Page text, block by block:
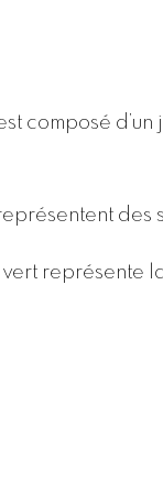
composé d’un
des
représente